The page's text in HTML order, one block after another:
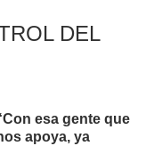
DEL
esa gente que
apoya, ya